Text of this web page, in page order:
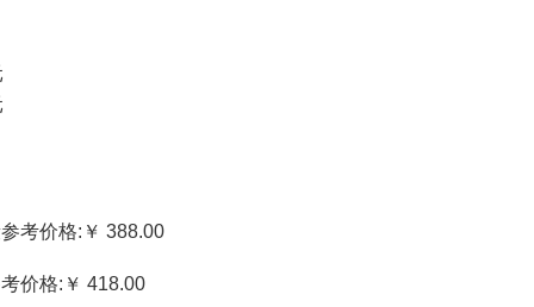
考价格:￥ 388.00
价格:￥ 418.00